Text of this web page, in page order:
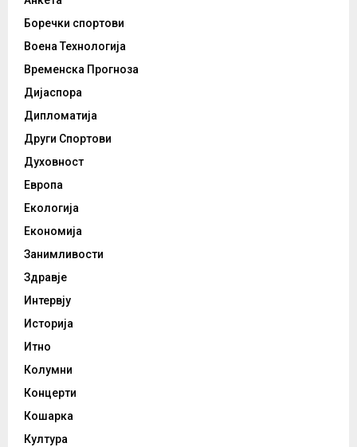
Боречки спортови
Воена Технологија
Временска Прогноза
Дијаспора
Дипломатија
Други Спортови
Духовност
Европа
Екологија
Економија
Занимливости
Здравје
Интервју
Историја
Итно
Колумни
Концерти
Кошарка
Култура